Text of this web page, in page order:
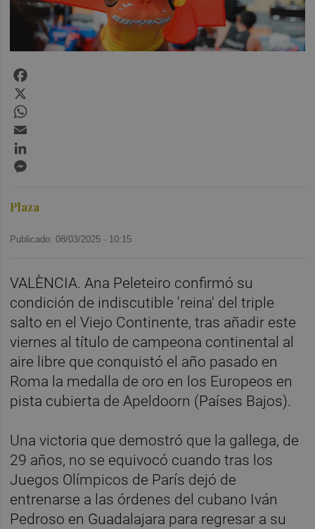
Plaza
Publicado: 08/03/2025 · 10:15
VALÈNCIA. Ana Peleteiro confirmó su
condición de indiscutible 'reina' del triple
salto en el Viejo Continente, tras añadir este
viernes al título de campeona continental al
aire libre que conquistó el año pasado en
Roma la medalla de oro en los Europeos en
pista cubierta de Apeldoorn (Países Bajos).
Una victoria que demostró que la gallega, de
29 años, no se equivocó cuando tras los
Juegos Olímpicos de París dejó de
entrenarse a las órdenes del cubano Iván
Pedroso en Guadalajara para regresar a su